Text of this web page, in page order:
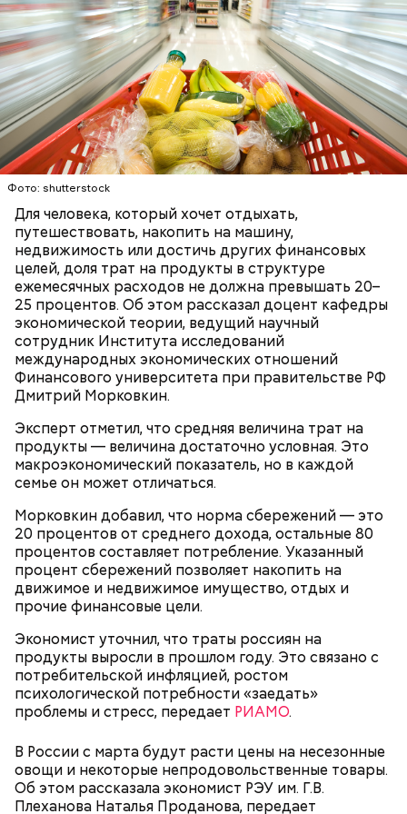
Фото: shutterstock
Для человека, который хочет отдыхать,
путешествовать, накопить на машину,
недвижимость или достичь других финансовых
целей, доля трат на продукты в структуре
ежемесячных расходов не должна превышать 20–
25 процентов. Об этом рассказал доцент кафедры
экономической теории, ведущий научный
сотрудник Института исследований
международных экономических отношений
Финансового университета при правительстве РФ
Дмитрий Морковкин.
Эксперт отметил, что средняя величина трат на
продукты — величина достаточно условная. Это
макроэкономический показатель, но в каждой
семье он может отличаться.
Морковкин добавил, что норма сбережений — это
20 процентов от среднего дохода, остальные 80
процентов составляет потребление. Указанный
процент сбережений позволяет накопить на
движимое и недвижимое имущество, отдых и
прочие финансовые цели.
Экономист уточнил, что траты россиян на
продукты выросли в прошлом году. Это связано с
потребительской инфляцией, ростом
психологической потребности «заедать»
проблемы и стресс, передает РИАМО.
В России с марта будут расти цены на несезонные
овощи и некоторые непродовольственные товары.
Об этом рассказала экономист РЭУ им. Г.В.
Плеханова Наталья Проданова, передает
Коллекционеры елочных игрушек — это люди,
которые скрупулезно подбирают себе вещи. Им
важно, чтобы все детали были на месте, сохранялся
оригинальный окрас. За игрушки хорошего
качества они, как правило, готовы платить от 20 до
50 тысяч рублей.
Но существуют украшения, за которые можно
выручить от 300 тысяч рублей.
отправиться в праздничные дни
за новыми впечатлениями
полумиллиона. К таким относится, к примеру, очень
редкая серия «Чиполлино», — поясняет Александр.
Финансовый консультант также напомнила о
возможности рефинансирования ипотеки. По сути,
вы оформляете новый кредит, но на более
выгодных условиях, чтобы полностью или частично
погасить предыдущий. Рефинансировать ипотеку
целесообразно в том случае, если это поможет
снизить ставку не менее чем на 1,5–2 процента.
Перед оформлением необходимо рассчитать
ставку, сумму и срок кредита, рассказала
Колбасина.
— У меня была долларовая ипотека, которую я
взяла еще до того, как стала финансовым
консультантом. Когда начал расти валютный курс, у
меня не было возможности сделать ее
рефинансирование в рублях, поскольку получалось
еще дороже. На уплату ежемесячного платежа
было снижать долговую нагрузку. Я приняла
решение погашать ипотеку досрочно в счет
уменьшения ежемесячного платежа, а не в счет
сокращения срока кредита, чтобы снизить сумму
платежа, — заявила экономист.
Специалист добавила, что если рефинансировать
ипотеку на ранних сроках, то можно снизить
переплату по процентам. А если прошло уже
больше половины срока кредита или вы погасили
более 50 процентов долга, то рефинансирование
ипотеки может быть уже нецелесообразным.
Налоговый вычет
Кроме того, финансист рекомендует обратить
свое внимание на средства, которые можно
получить за счет налогового вычета. Обычно это 13
процентов от всей суммы, отметила специалист.
— В некоторых банках есть услуга
автоматического накопления. При зачислении
денежных средств на дебетовую карту вы можете
некоторую сумму переводить на счет, с каждым
разом ее повышая. Это позволит вам иметь некий